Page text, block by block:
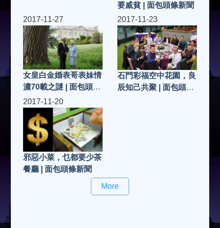
要烕貧 | 面包頭條新聞
2017-11-27
女皇白金婚表哥表妹情
濃70載之謎 | 面包頭條
新聞
2017-11-23
石門彩福空中花園，良
辰知己共聚 | 面包頭條
2017-11-20
邪惡小菜，乜都要少茶
餐廳 | 面包頭條新聞
More